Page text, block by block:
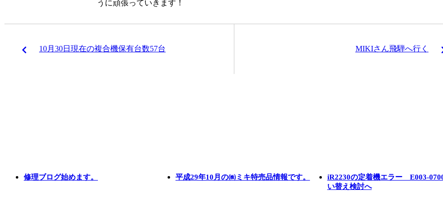
うに頑張っていきます！
10月30日現在の複合機保有台数57台 MIKIさん飛騨へ行く
修理ブログ始めます。 平成29年10月の㈱ミキ特売品情報です。
iR2230の定着機エラー E003-
い替え検討へ